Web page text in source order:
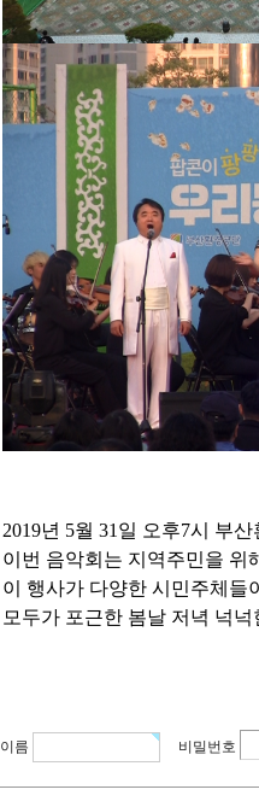
2019년 5월 31일 오후7시 부
이번 음악회는 지역주민을 위
이 행사가 다양한 시민주체들
모두가 포근한 봄날 저녁 넉
이름 비밀번호